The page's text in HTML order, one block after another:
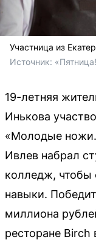
Участница из
Источник:
19-летняя
Инькова
«Молодые ножи.
Ивлев набрал
колледж, чтобы
навыки.
миллиона
ресторане Birch